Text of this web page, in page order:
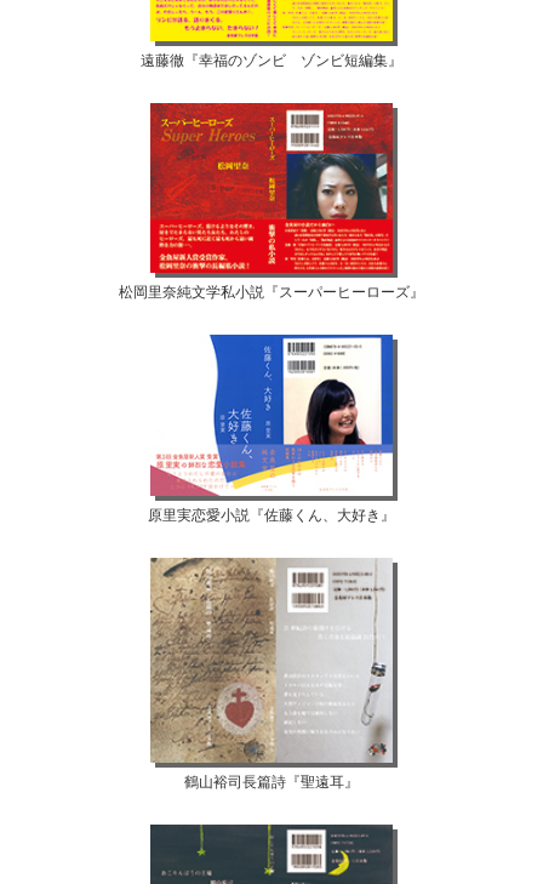
遠藤徹『幸福のゾンビ ゾンビ短編集』
松岡里奈純文学私小説『スーパーヒーローズ』
原里実恋愛小説『佐藤くん、大好き』
鶴山裕司長篇詩『聖遠耳』